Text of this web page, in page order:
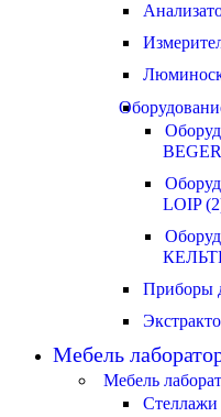
LOIP
Приборы
Мебель
Мебель
Стеллажи